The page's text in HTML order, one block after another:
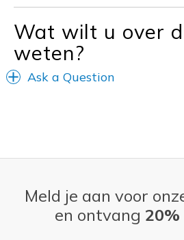
Going Out
Special Occasions
Travel
Wat wilt u over
weten?
Ask a Question
Meld je aan voor
en ontvang